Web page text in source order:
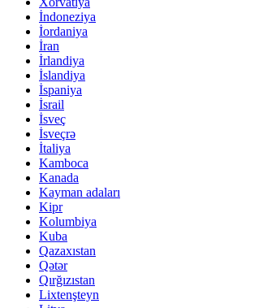
İndoneziya
İordaniya
İran
İrlandiya
İslandiya
İspaniya
İsrail
İsveç
İsveçrə
İtaliya
Kamboca
Kanada
Kayman adaları
Kipr
Kolumbiya
Kuba
Qazaxıstan
Qətər
Qırğızıstan
Lixtenşteyn